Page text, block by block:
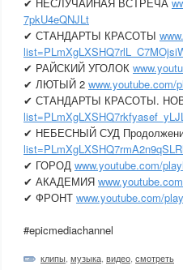
7pkU4eQNJLt
✔ СТАНДАРТЫ КРАСОТЫ
✔ РАЙСКИЙ УГОЛОК
✔ ЛЮТЫЙ 2 www.youtube.com/
✔ СТАНДАРТЫ КРАСОТЫ.
✔ НЕБЕСНЫЙ СУД
✔ ГОРОД www.youtube.com/
✔ АКАДЕМИЯ
✔ ФРОНТ www.youtube.com/
#epicmediachannel
клипы музыка видео смотреть